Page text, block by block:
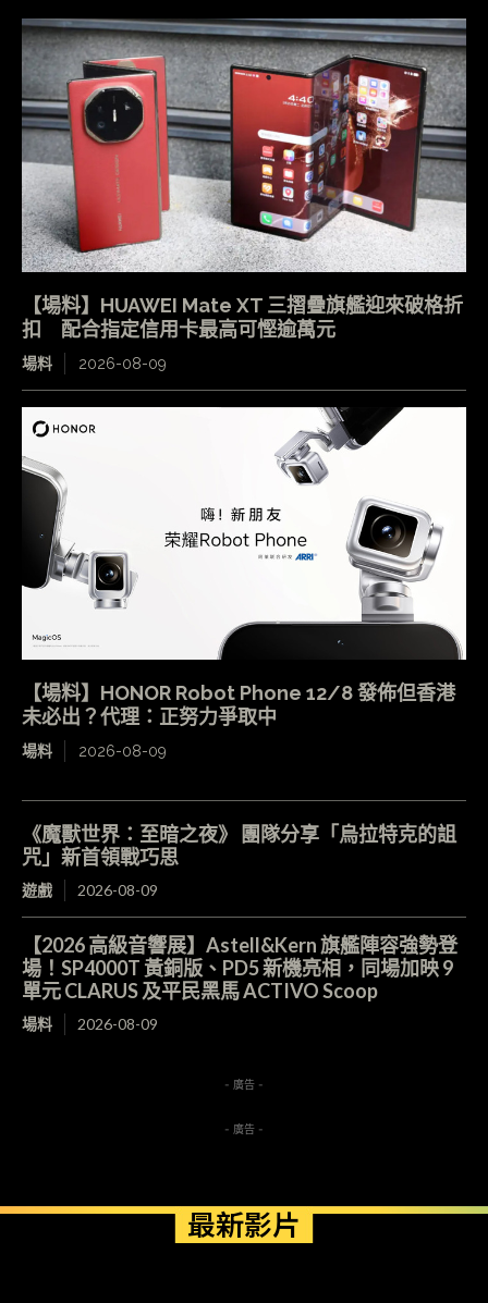
【場料】HUAWEI Mate XT 三摺疊旗艦迎來破格折
扣 配合指定信用卡最高可慳逾萬元
場料 2026-08-09
【場料】HONOR Robot Phone 12/8 發佈但香港
未必出？代理：正努力爭取中
場料 2026-08-09
《魔獸世界：至暗之夜》 團隊分享「烏拉特克的詛
咒」新首領戰巧思
遊戲 2026-08-09
【2026 高級音響展】Astell&Kern 旗艦陣容強勢登
場！SP4000T 黃銅版、PD5 新機亮相，同場加映 9
單元 CLARUS 及平民黑馬 ACTIVO Scoop
場料 2026-08-09
- 廣告 -
- 廣告 -
最新影片